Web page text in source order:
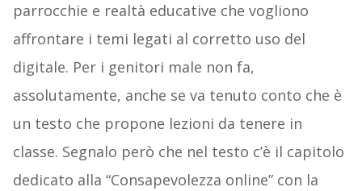
parrocchie e realtà educative che vogliono
affrontare i temi legati al corretto uso del
digitale. Per i genitori male non fa,
assolutamente, anche se va tenuto conto che è
un testo che propone lezioni da tenere in
classe. Segnalo però che nel testo c’è il capitolo
dedicato alla “Consapevolezza online” con la